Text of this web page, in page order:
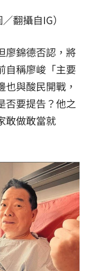
翻攝自IG）
廖錦德否認，將
自稱廖峻「主要
與酸民開戰，
否要提告？他之
敢做敢當就